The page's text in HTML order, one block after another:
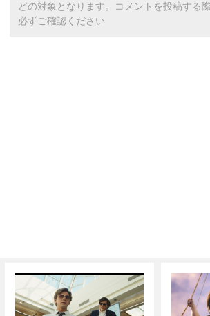
どの対象となります。コメントを投稿する
必ずご確認ください